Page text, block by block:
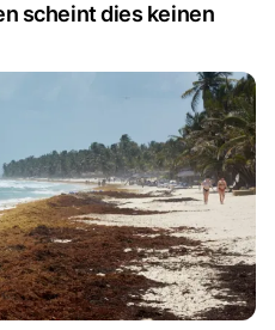
scheint dies keinen